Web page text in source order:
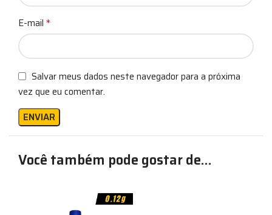
E-mail *
Salvar meus dados neste navegador para a próxima
vez que eu comentar.
Você também pode gostar de…